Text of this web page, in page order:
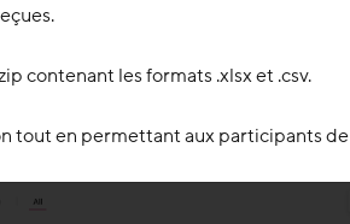
contenant les formats .xlsx et .csv.
tout en permettant aux participants de